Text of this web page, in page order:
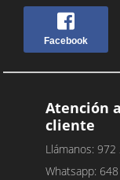
Facebook
Atención
cliente
Llámanos: 972
Whatsapp: